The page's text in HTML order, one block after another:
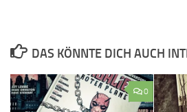
DAS KÖNNTE DICH AUCH
0